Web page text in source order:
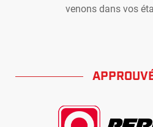
venons dans vos